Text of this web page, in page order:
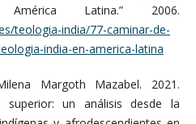
Latina.” 2006.
teologia-india/77-caminar-de-
india-en-america-latina
Margoth Mazabel. 2021.
superior: un análisis desde la